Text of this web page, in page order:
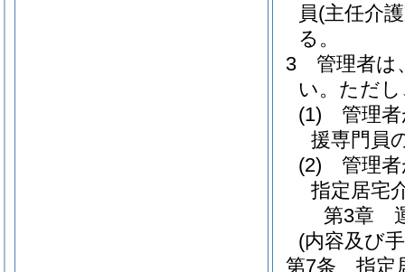
員(主任介
る。
3
管理者は
い。 ただ
(1)
管理
援専門員
(2)
管理
指定居宅
第3章
(内容及び
第7条
指定